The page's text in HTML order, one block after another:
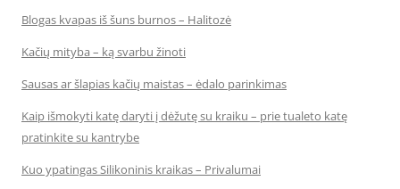
Blogas kvapas iš šuns burnos – Halitozė
Kačių mityba – ką svarbu žinoti
Sausas ar šlapias kačių maistas – ėdalo parinkimas
Kaip išmokyti katę daryti į dėžutę su kraiku – prie tualeto katę
pratinkite su kantrybe
Kuo ypatingas Silikoninis kraikas – Privalumai